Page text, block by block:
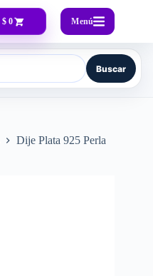
$ 0 Menú
Buscar
Dije Plata 925 Perla